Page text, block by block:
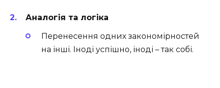
Аналогія та логіка
Перенесення одних закономірностей
на інші. Іноді успішно, іноді – так собі.